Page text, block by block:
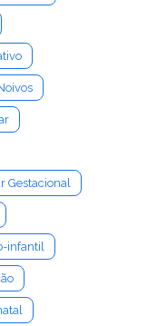
Gestacional
infantil